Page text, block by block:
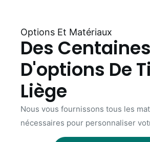
Options Et Matériaux
Des Centaines
D'options De
Liège
Nous vous fournissons tous les
nécessaires pour personnaliser